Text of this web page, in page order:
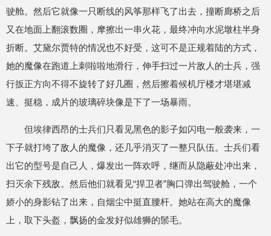
驶舱。然后它就像一只断线的风筝那样飞了出去，撞断廊桥之后
又在地面上翻滚数圈，摩擦出一串火花，最终冲向水泥墩柱半身
折断。艾黛尔贾特的情况也不好受，这可不是正规着陆的方式，
她的魔像在跑道上刺啦啦地滑行，伸手扫过一片敌人的士兵，强
行扳正方向不得不旋转了好几圈，然后擦着候机厅楼才堪堪减
速、挺稳，成片的玻璃碎块像是下了一场暴雨。
但埃律西昂的士兵们只看见黑色的影子如闪电一般袭来，一
下子就打垮了敌人的魔像，还几乎消灭了一整只队伍。士兵们看
出它的型号是自己人，爆发出一阵欢呼，继而从隐蔽处冲出来，
扫灭余下残敌。然后他们就看见“捍卫者”胸口弹出驾驶舱，一个
娇小的身影钻了出来，自烟尘中挺直腰杆。她站在高大的魔像
上，取下头盔，飘扬的金发好似雄狮的鬃毛。